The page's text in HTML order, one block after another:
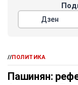
Дзен
//ПОЛИТИКА
Пашинян: